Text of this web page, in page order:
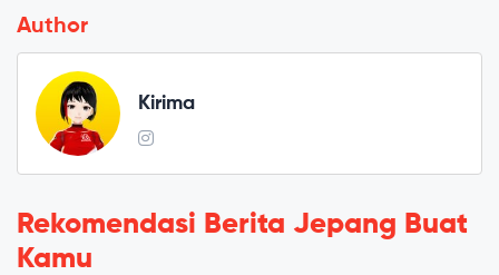
Author
Kirima
Rekomendasi Berita Jepang Buat
Kamu